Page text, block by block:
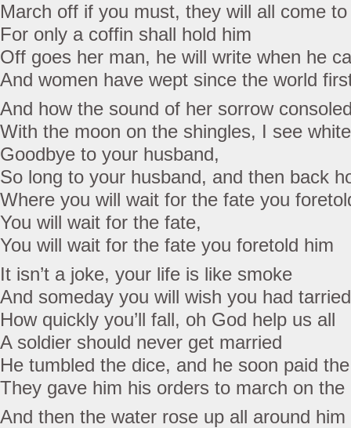
March off if you must, they will all come
For only a coffin shall hold him
Off goes her man, he will write when he
And women have wept since the world
And how the sound of her sorrow
With the moon on the shingles, I see
Goodbye to your husband,
So long to your husband, and then back
Where you will wait for the fate you
You will wait for the fate,
You will wait for the fate you foretold him
It isn’t a joke, your life is like smoke
And someday you will wish you had tarried
How quickly you’ll fall, oh God help us all
A soldier should never get married
He tumbled the dice, and he soon paid
They gave him his orders to march on the
And then the water rose up all around him